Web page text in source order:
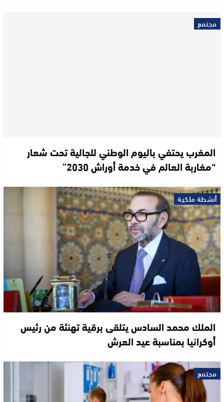
مجتمع
المغرب يحتفي باليوم الوطني للجالية تحت شعار
“مغاربة العالم في خدمة أوراش 2030”
أنشطة ملكية
الملك محمد السادس يتلقى برقية تهنئة من رئيس
أوكرانيا بمناسبة عيد العرش
مجتمع